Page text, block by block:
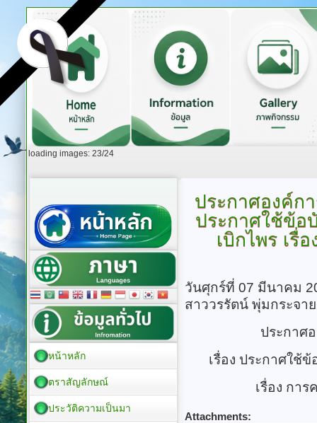
loading images: 23/24
ประกาศองค์ก
ประกาศใช้ข้
เบิกไพร เรื่
วันศุกร์ที่ 07 มีนาคม
สาววรรัตน์ พุ่มกระจาย
ประกาศ
เรื่อง ประกาศใช้
เรื่อง กา
Attachments:
หน้าหลัก
ตราสัญลักษณ์
ประวัติความเป็นมา